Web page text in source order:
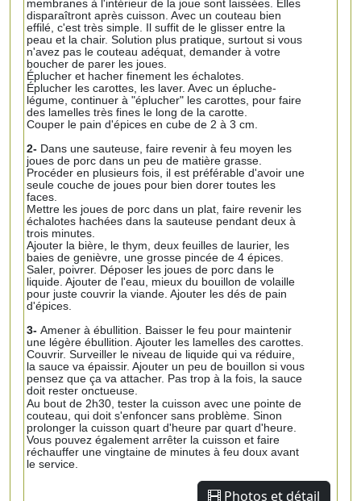
membranes à l'intérieur de la joue sont laissées. Elles
disparaîtront après cuisson. Avec un couteau bien
effilé, c'est très simple. Il suffit de le glisser entre la
peau et la chair. Solution plus pratique, surtout si vous
n'avez pas le couteau adéquat, demander à votre
boucher de parer les joues.
Éplucher et hacher finement les échalotes.
Éplucher les carottes, les laver. Avec un épluche-
légume, continuer à "éplucher" les carottes, pour faire
des lamelles très fines le long de la carotte.
Couper le pain d'épices en cube de 2 à 3 cm.
2- Dans une sauteuse, faire revenir à feu moyen les
joues de porc dans un peu de matière grasse.
Procéder en plusieurs fois, il est préférable d'avoir une
seule couche de joues pour bien dorer toutes les
faces.
Mettre les joues de porc dans un plat, faire revenir les
échalotes hachées dans la sauteuse pendant deux à
trois minutes.
Ajouter la bière, le thym, deux feuilles de laurier, les
baies de genièvre, une grosse pincée de 4 épices.
Saler, poivrer. Déposer les joues de porc dans le
liquide. Ajouter de l'eau, mieux du bouillon de volaille
pour juste couvrir la viande. Ajouter les dés de pain
d'épices.
3- Amener à ébullition. Baisser le feu pour maintenir
une légère ébullition. Ajouter les lamelles des carottes.
Couvrir. Surveiller le niveau de liquide qui va réduire,
la sauce va épaissir. Ajouter un peu de bouillon si vous
pensez que ça va attacher. Pas trop à la fois, la sauce
doit rester onctueuse.
Au bout de 2h30, tester la cuisson avec une pointe de
couteau, qui doit s'enfoncer sans problème. Sinon
prolonger la cuisson quart d'heure par quart d'heure.
Vous pouvez également arrêter la cuisson et faire
réchauffer une vingtaine de minutes à feu doux avant
le service.
Photos et détail